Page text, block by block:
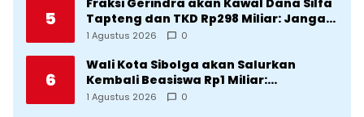
5
Fraksi Gerindra akan Kawal Dana Silfa
Tapteng dan TKD Rp298 Miliar: Jangan
Sampai Pekerjaan Pusat dan Provinsi
1 Agustus 2026 0
6
Wali Kota Sibolga akan Salurkan
Kembali Beasiswa Rp1 Miliar:
Diproritaskan Mahasiswa Korban
1 Agustus 2026 0